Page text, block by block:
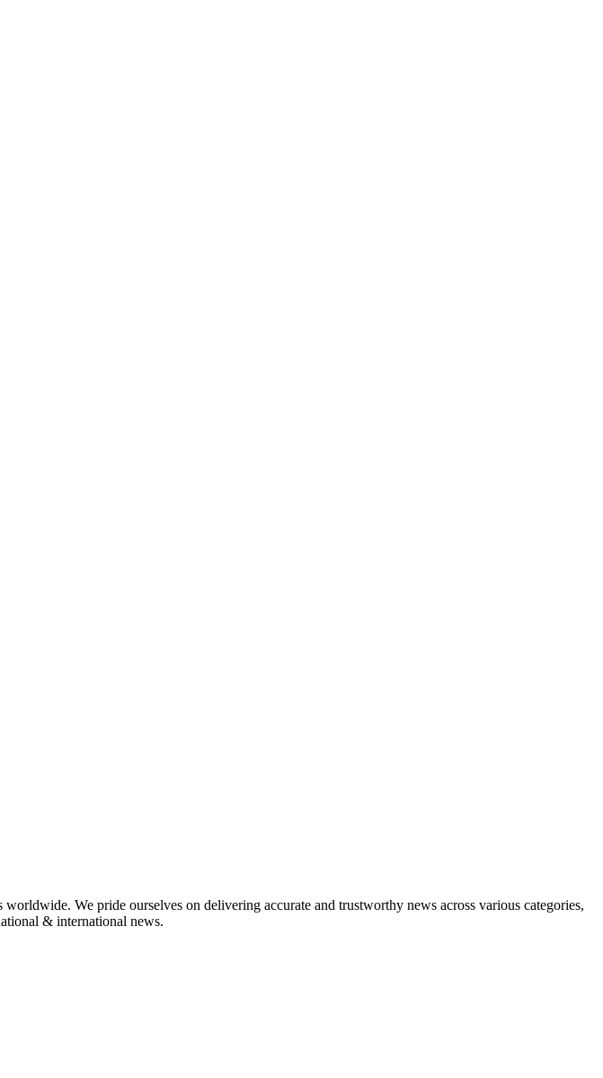
We pride ourselves on delivering accurate and trustworthy news across various categories,
& international news.